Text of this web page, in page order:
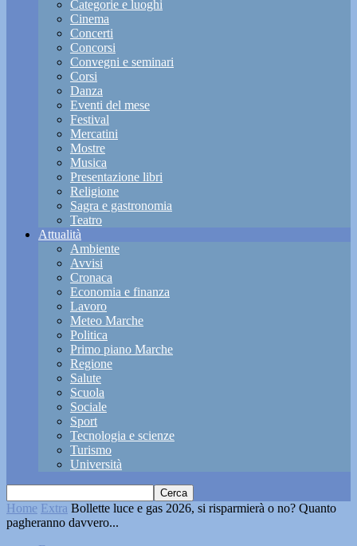
Categorie e luoghi
Cinema
Concerti
Concorsi
Convegni e seminari
Corsi
Danza
Eventi del mese
Festival
Mercatini
Mostre
Musica
Presentazione libri
Religione
Sagra e gastronomia
Teatro
Attualità
Ambiente
Avvisi
Cronaca
Economia e finanza
Lavoro
Meteo Marche
Politica
Primo piano Marche
Regione
Salute
Scuola
Sociale
Sport
Tecnologia e scienze
Turismo
Università
Home Extra Bollette luce e gas 2026, si risparmierà o no? Quanto
pagheranno davvero...